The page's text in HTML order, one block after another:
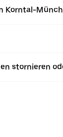
Korntal-
stornieren